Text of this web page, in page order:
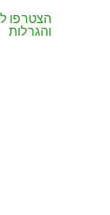
הצטרפו
והגרלות